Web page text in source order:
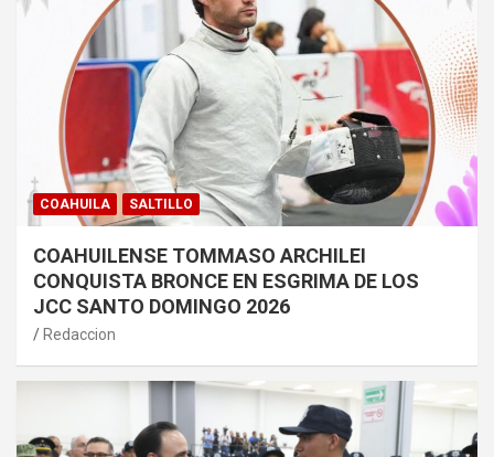
COAHUILA SALTILLO
COAHUILENSE TOMMASO ARCHILEI
CONQUISTA BRONCE EN ESGRIMA DE LOS
JCC SANTO DOMINGO 2026
Redaccion